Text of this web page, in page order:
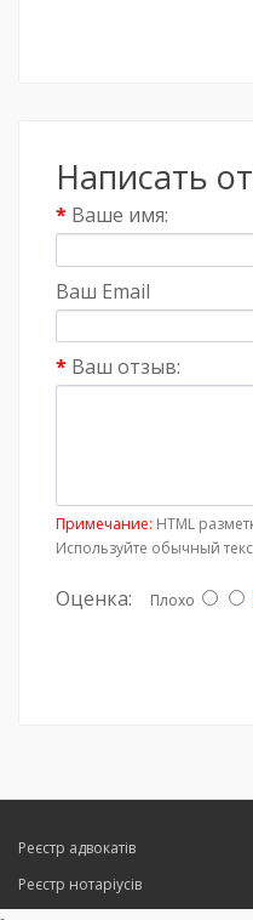
Написать
Ваше имя:
Ваш Email
Ваш отзыв:
Примечание: HTML
Используйте обычный
Оценка: Плохо
Реєстр адвокатів
Реєстр нотаріусів